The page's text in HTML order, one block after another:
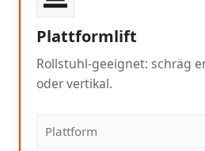
Plattformlift
Rollstuhl-geeignet: schräg
oder vertikal.
Plattform